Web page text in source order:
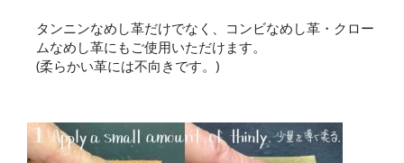
タンニンなめし革だけでなく、コンビなめし革・クロー
ムなめし革にもご使用いただけます。
(柔らかい革には不向きです。)